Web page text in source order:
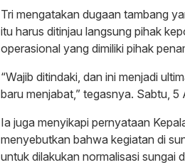
Tri mengatakan dugaan tambang
itu harus ditinjau langsung pihak
operasional yang dimiliki pihak
“Wajib ditindaki, dan ini menjadi
baru menjabat,” tegasnya. Sabtu, 5
Ia juga menyikapi pernyataan
menyebutkan bahwa kegiatan di
untuk dilakukan normalisasi sungai